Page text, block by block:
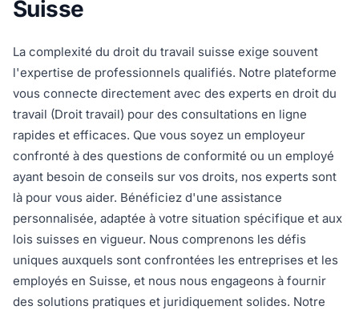
Suisse
La complexité du droit du travail suisse exige souvent
l'expertise de professionnels qualifiés. Notre plateforme
vous connecte directement avec des experts en droit du
travail (Droit travail) pour des consultations en ligne
rapides et efficaces. Que vous soyez un employeur
confronté à des questions de conformité ou un employé
ayant besoin de conseils sur vos droits, nos experts sont
là pour vous aider. Bénéficiez d'une assistance
personnalisée, adaptée à votre situation spécifique et aux
lois suisses en vigueur. Nous comprenons les défis
uniques auxquels sont confrontées les entreprises et les
employés en Suisse, et nous nous engageons à fournir
des solutions pratiques et juridiquement solides. Notre